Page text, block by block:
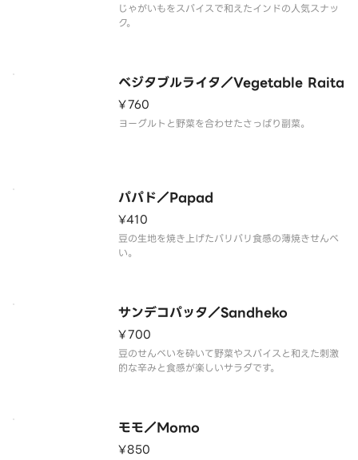
じゃがいもをスパイスで和えたインドの人気スナッ
ク。
ベジタブルライタ／Vegetable Raita
¥760
ヨーグルトと野菜を合わせたさっぱり副菜。
パパド／Papad
¥410
豆の生地を焼き上げたパリパリ食感の薄焼きせんべ
い。
サンデコパッタ／Sandheko
¥700
豆のせんべいを砕いて野菜やスパイスと和えた刺激
的な辛みと食感が楽しいサラダです。
モモ／Momo
¥850